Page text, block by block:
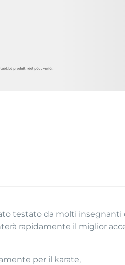
testato da molti insegnanti
rapidamente il miglior
per il karate,